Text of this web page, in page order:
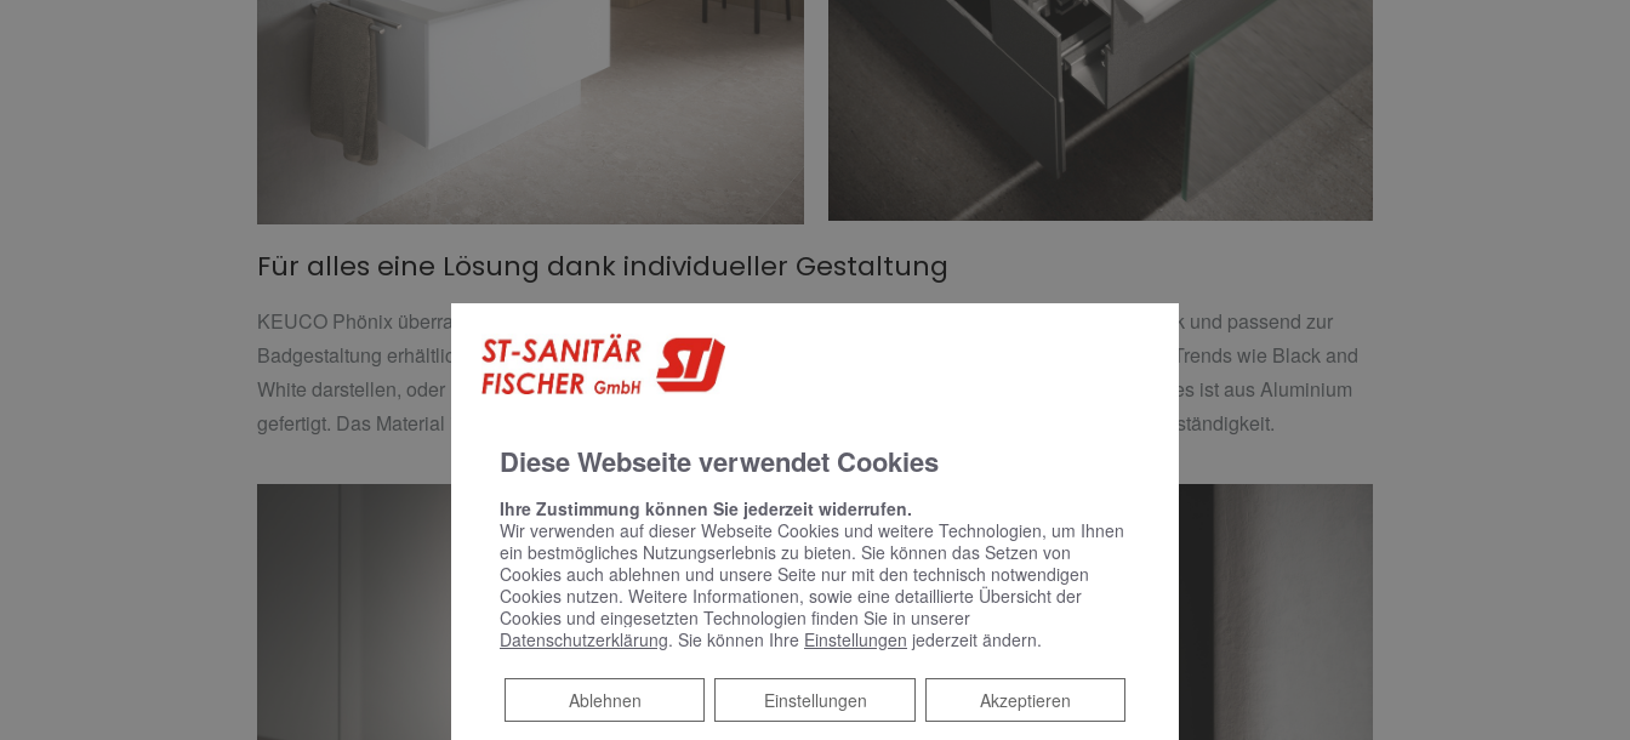
Für alles eine Lösung dank individueller Gestaltung
KEUCO Phönix überrascht mit verschiedenen, wählbaren Seiten- und Rückwänden. Ganz nach Geschmack und passend zur
Badgestaltung erhältlich in verspiegelt oder Schwarz. Damit lassen sich zeitlose Bäder einrichten, aktuelle Trends wie Black and
White darstellen, oder mit der Holzoptik eine wohnliche Variante gestalten. Der Korpus des Spiegelschrankes ist aus Aluminium
gefertigt. Das Material ist besonders langlebig im Badezimmer und verliert auch nach Jahren nicht seine Beständigkeit.
Diese Webseite verwendet Cookies
Ihre Zustimmung können Sie jederzeit widerrufen.
Wir verwenden auf dieser Webseite Cookies und weitere Technologien, um Ihnen
ein bestmögliches Nutzungserlebnis zu bieten. Sie können das Setzen von
Cookies auch ablehnen und unsere Seite nur mit den technisch notwendigen
Cookies nutzen. Weitere Informationen, sowie eine detaillierte Übersicht der
Cookies und eingesetzten Technologien finden Sie in unserer
Datenschutzerklärung. Sie können Ihre Einstellungen jederzeit ändern.
Akzeptieren
Einstellungen
Ablehnen
Ablehnen